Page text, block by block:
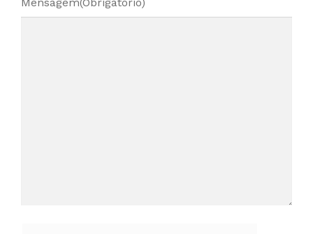
Mensagem(Obrigatório)